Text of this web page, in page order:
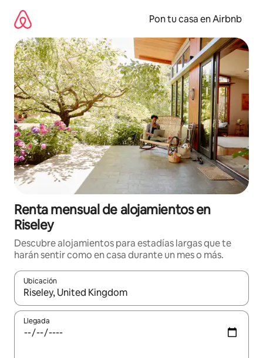
contenido
Pon tu casa en Airbnb
Renta mensual de alojamientos en
Riseley
Descubre alojamientos para estadías largas que te
harán sentir como en casa durante un mes o más.
Ubicación
Cuando los resultados estén disponibles, navega con las
Llegada